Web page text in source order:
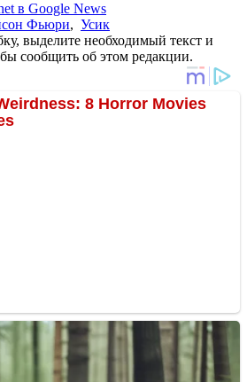
в Google News
Фьюри, Усик
выделите необходимый текст и
сообщить об этом редакции.